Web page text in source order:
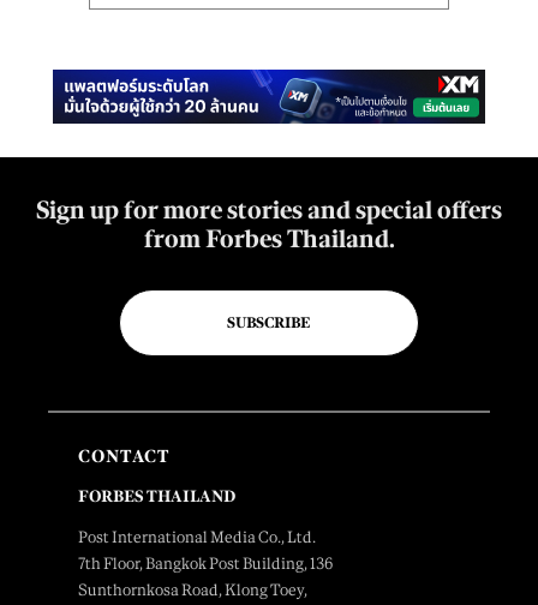
Sign up for more stories and special offers
from Forbes Thailand.
SUBSCRIBE
CONTACT
FORBES THAILAND
Post International Media Co., Ltd.
7th Floor, Bangkok Post Building, 136
Sunthornkosa Road, Klong Toey,